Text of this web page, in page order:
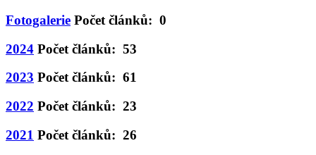
Fotogalerie Počet článků: 0
2024 Počet článků: 53
2023 Počet článků: 61
2022 Počet článků: 23
2021 Počet článků: 26